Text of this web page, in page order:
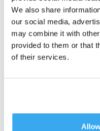
We also share
our social media,
may combine it with
provided to them or that
of their services.